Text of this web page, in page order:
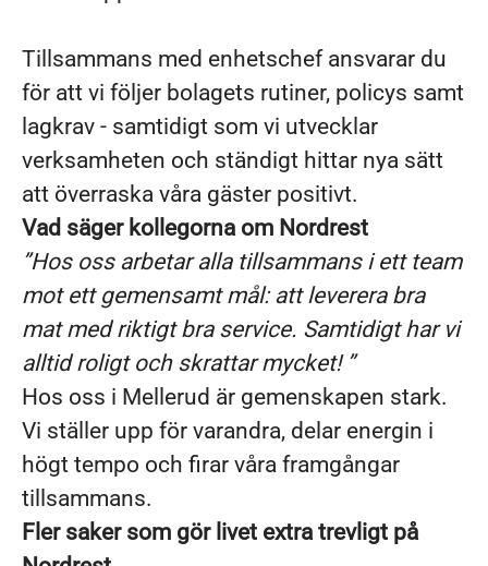
Tillsammans med enhetschef ansvarar du
för att vi följer bolagets rutiner, policys samt
lagkrav - samtidigt som vi utvecklar
verksamheten och ständigt hittar nya sätt
att överraska våra gäster positivt.
Vad säger kollegorna om Nordrest
”Hos oss arbetar alla tillsammans i ett team
mot ett gemensamt mål: att leverera bra
mat med riktigt bra service. Samtidigt har vi
alltid roligt och skrattar mycket! ”
Hos oss i Mellerud är gemenskapen stark.
Vi ställer upp för varandra, delar energin i
högt tempo och firar våra framgångar
tillsammans.
Fler saker som gör livet extra trevligt på